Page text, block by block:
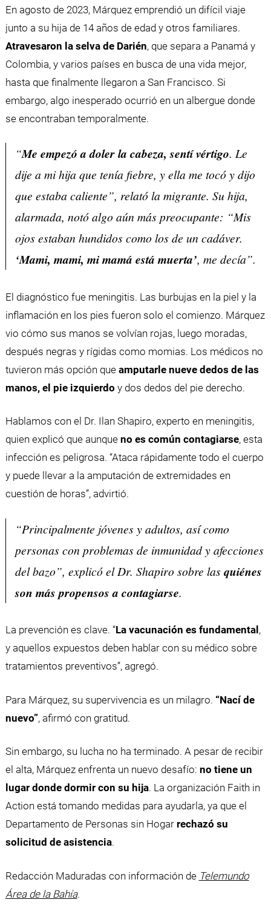
En agosto de 2023, Márquez emprendió un difícil viaje
junto a su hija de 14 años de edad y otros familiares.
Atravesaron la selva de Darién, que separa a Panamá y
Colombia, y varios países en busca de una vida mejor,
hasta que finalmente llegaron a San Francisco. Si
embargo, algo inesperado ocurrió en un albergue donde
se encontraban temporalmente.
“Me empezó a doler la cabeza, sentí vértigo. Le
dije a mi hija que tenía fiebre, y ella me tocó y dijo
que estaba caliente”, relató la migrante. Su hija,
alarmada, notó algo aún más preocupante: “Mis
ojos estaban hundidos como los de un cadáver.
‘Mami, mami, mi mamá está muerta’, me decía”.
El diagnóstico fue meningitis. Las burbujas en la piel y la
inflamación en los pies fueron solo el comienzo. Márquez
vio cómo sus manos se volvían rojas, luego moradas,
después negras y rígidas como momias. Los médicos no
tuvieron más opción queamputarle nueve dedos de las
manos, el pie izquierdo y dos dedos del pie derecho.
Hablamos con el Dr. Ilan Shapiro, experto en meningitis,
quien explicó que aunque no es común contagiarse, esta
infección es peligrosa. “Ataca rápidamente todo el cuerpo
y puede llevar a la amputación de extremidades en
cuestión de horas”, advirtió.
“Principalmente jóvenes y adultos, así como
personas con problemas de inmunidad y afecciones
del bazo”, explicó el Dr. Shapiro sobre las quiénes
son más propensos a contagiarse.
La prevención es clave. “La vacunación es fundamental ,
y aquellos expuestos deben hablar con su médico sobre
tratamientos preventivos”, agregó.
Para Márquez, su supervivencia es un milagro. “Nací de
nuevo”, afirmó con gratitud.
Sin embargo, su lucha no ha terminado. A pesar de recibir
el alta, Márquez enfrenta un nuevo desafío: no tiene un
lugar donde dormir con su hija. La organización Faith in
Action está tomando medidas para ayudarla, ya que el
Departamento de Personas sin Hogar rechazó su
solicitud de asistencia.
Redacción Maduradas con información de Telemundo
Área de la Bahía.